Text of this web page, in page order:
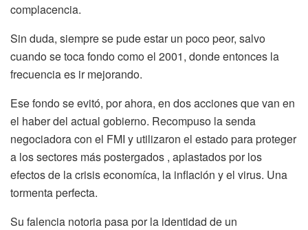
complacencia.
Sin duda, siempre se pude estar un poco peor, salvo
cuando se toca fondo como el 2001, donde entonces la
frecuencia es ir mejorando.
Ese fondo se evitó, por ahora, en dos acciones que van en
el haber del actual gobierno. Recompuso la senda
negociadora con el FMI y utilizaron el estado para proteger
a los sectores más postergados , aplastados por los
efectos de la crisis economíca, la inflación y el virus. Una
tormenta perfecta.
Su falencia notoria pasa por la identidad de un